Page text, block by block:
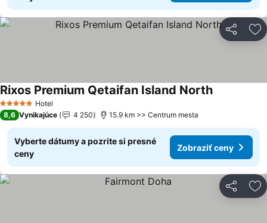
Zdieľať
5 Počet hviezdičiek
Hotel
Rixos Premium Qetaifan Island North
8,6 Vynikajúce 4 250 15.9 km >> Centrum mesta
Vyberte dátumy a pozrite si presné
ceny
Zobraziť ceny
Zdieľať